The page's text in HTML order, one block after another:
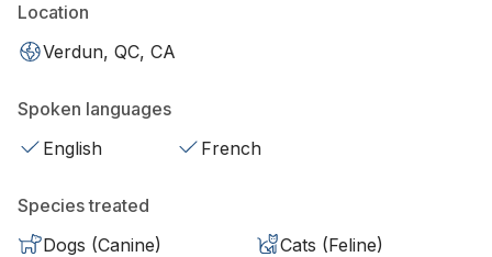
Location
Verdun, QC, CA
Spoken languages
English
French
Species treated
Dogs (Canine)
Cats (Feline)